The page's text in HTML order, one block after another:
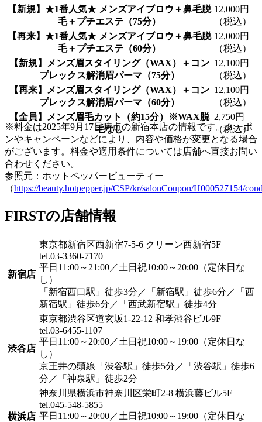
【新規】★1番人気★ メンズアイブロウ＋鼻毛脱
毛＋プチエステ（75分）
12,000円
（税込）
【再来】★1番人気★ メンズアイブロウ＋鼻毛脱
毛＋プチエステ（60分）
12,000円
（税込）
【新規】メンズ眉スタイリング（WAX）＋コン
プレックス解消眉パーマ（75分）
12,100円
（税込）
【再来】メンズ眉スタイリング（WAX）＋コン
プレックス解消眉パーマ（60分）
12,100円
（税込）
【全員】メンズ眉毛カット（約15分）※WAX脱
毛なし
2,750円
（税込）
※料金は2025年9月17日時点の新宿本店の情報です。クーポ
ンやキャンペーンなどにより、内容や価格が変更となる場合
がございます。料金や適用条件については店舗へ直接お問い
合わせください。
参照元：ホットペッパービューティー
（https://beauty.hotpepper.jp/CSP/kr/salonCoupon/H000527154/
FIRSTの店舗情報
新宿店
東京都新宿区西新宿7-5-6 クリーン西新宿5F
tel.03-3360-7170
平日11:00～21:00／土日祝10:00～20:00（定休日な
し）
「新宿西口駅」徒歩3分／「新宿駅」徒歩6分／「西
新宿駅」徒歩6分／「西武新宿駅」徒歩4分
渋谷店
東京都渋谷区道玄坂1-22-12 和孝渋谷ビル9F
tel.03-6455-1107
平日11:00～20:00／土日祝10:00～19:00（定休日な
し）
京王井の頭線「渋谷駅」徒歩5分／「渋谷駅」徒歩6
分／「神泉駅」徒歩2分
横浜店
神奈川県横浜市神奈川区栄町2-8 横浜藤ビル5F
tel.045-548-5855
平日11:00～20:00／土日祝10:00～19:00（定休日な